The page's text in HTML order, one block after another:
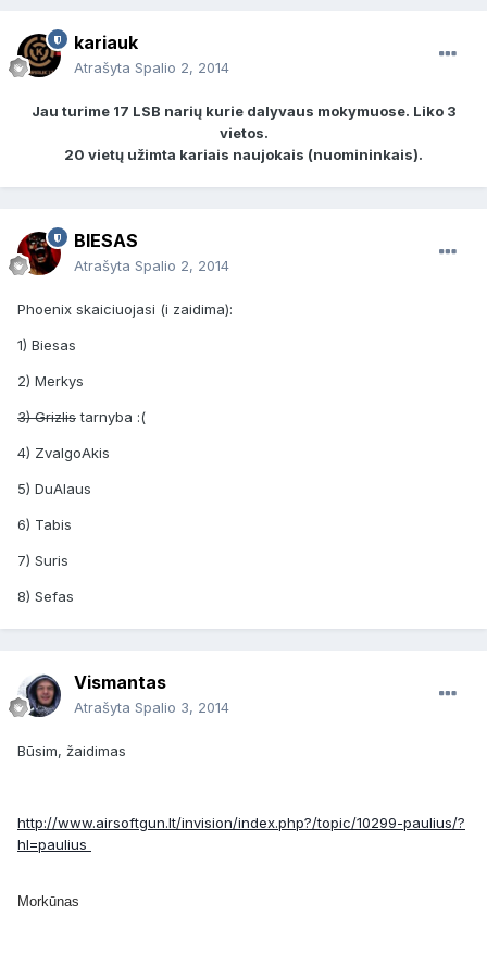
kariauk
Atrašyta Spalio 2, 2014
Jau turime 17 LSB narių kurie dalyvaus mokymuose. Liko 3
vietos.
20 vietų užimta kariais naujokais (nuomininkais).
BIESAS
Atrašyta Spalio 2, 2014
Phoenix skaiciuojasi (i zaidima):
1) Biesas
2) Merkys
3) Grizlistarnyba :(
4) ZvalgoAkis
5) DuAlaus
6) Tabis
7) Suris
8) Sefas
Vismantas
Atrašyta Spalio 3, 2014
Būsim, žaidimas
http://www.airsoftgun.lt/invision/index.php?/topic/10299-paulius/?
hl=paulius
Morkūnas